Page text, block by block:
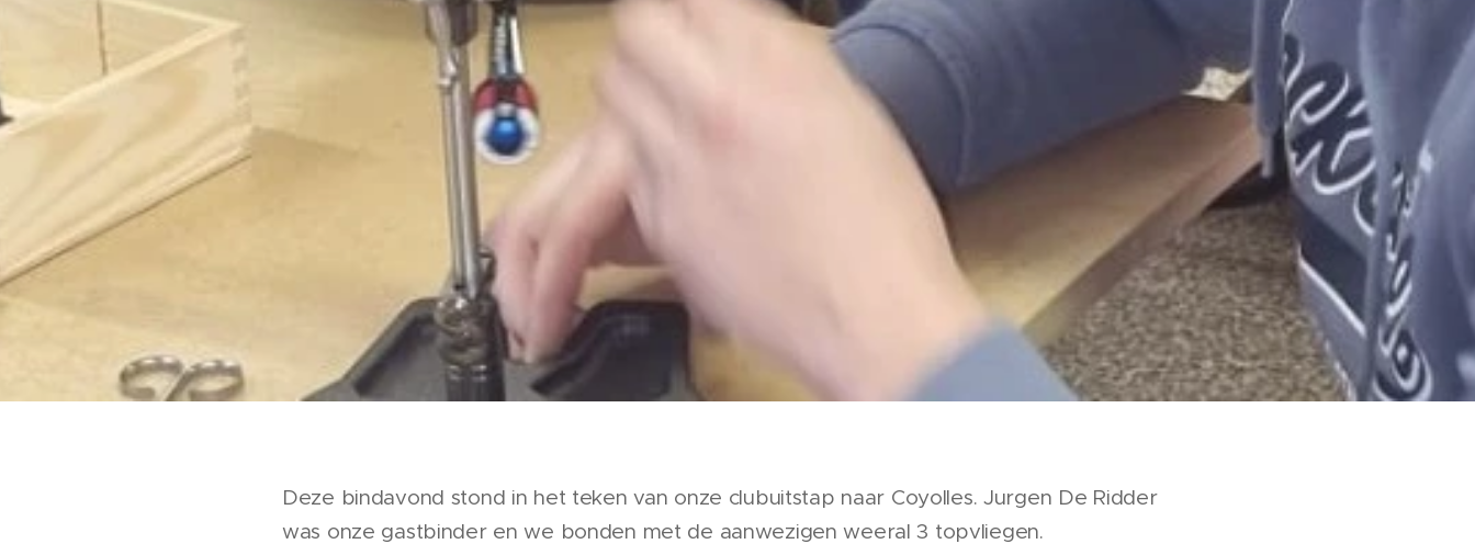
Deze bindavond stond in het teken van onze clubuitstap naar Coyolles. Jurgen De Ridder
was onze gastbinder en we bonden met de aanwezigen weeral 3 topvliegen.